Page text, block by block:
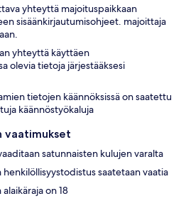
yhteyttä majoituspaikkaan
sisäänkirjautumisohjeet. majoittaja
yhteyttä käyttäen
olevia tietoja järjestääksesi
tietojen käännöksissä on saatettu
käännöstyökaluja
vaatimukset
satunnaisten kulujen varalta
saatetaan vaatia
on 18